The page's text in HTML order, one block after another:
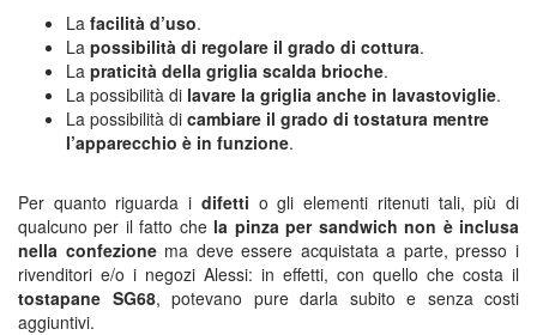
La facilità d’uso.
La possibilità di regolare il grado di cottura.
La praticità della griglia scalda brioche.
La possibilità di lavare la griglia anche in lavastoviglie.
La possibilità di cambiare il grado di tostatura mentre
l’apparecchio è in funzione.
Per quanto riguarda i difetti o gli elementi ritenuti tali, più di
qualcuno per il fatto che la pinza per sandwich non è inclusa
nella confezionema deve essere acquistata a parte, presso i
rivenditori e/o i negozi Alessi: in effetti, con quello che costa il
tostapane SG68, potevano pure darla subito e senza costi
aggiuntivi.